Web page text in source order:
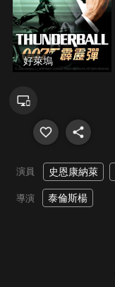
好萊塢
演員 史恩康納萊
導演 泰倫斯楊